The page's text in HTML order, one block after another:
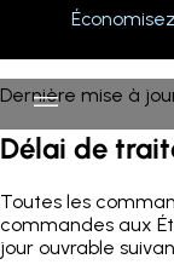
Dernière mise à
Délai de
Toutes les
commandes aux
jour ouvrable